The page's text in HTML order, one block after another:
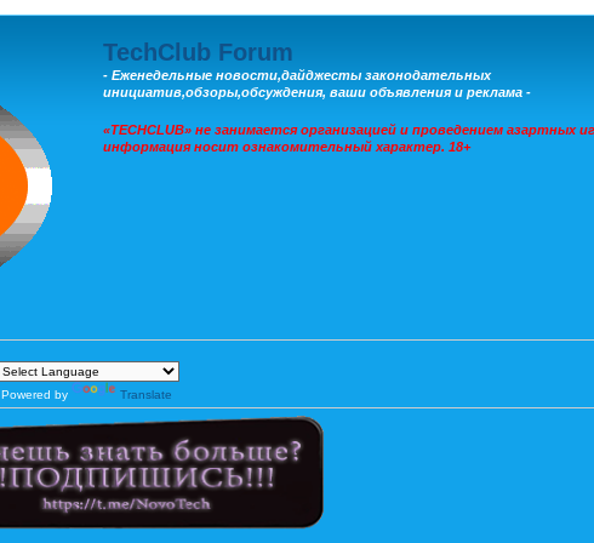
TechClub Forum
- Еженедельные новости,дайджесты законодательных
инициатив,обзоры,обсуждения, ваши объявления и реклама -
«TECHCLUB» не занимается организацией и проведением азартных
информация носит ознакомительный характер. 18+
Powered by Translate